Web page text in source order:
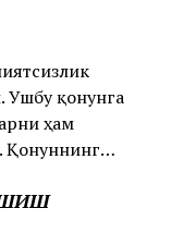
Ушбу қонунга
ҳам
Қонуннинг…